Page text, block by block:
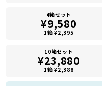
4箱セット
¥9,580
1箱 ¥2,395
10箱セット
¥23,880
1箱 ¥2,388